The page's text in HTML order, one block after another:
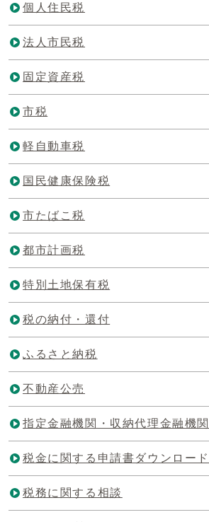
個人住民税
法人市民税
固定資産税
市税
軽自動車税
国民健康保険税
市たばこ税
都市計画税
特別土地保有税
税の納付・還付
ふるさと納税
不動産公売
指定金融機関・収納代理金融機関
税金に関する申請書ダウンロード
税務に関する相談